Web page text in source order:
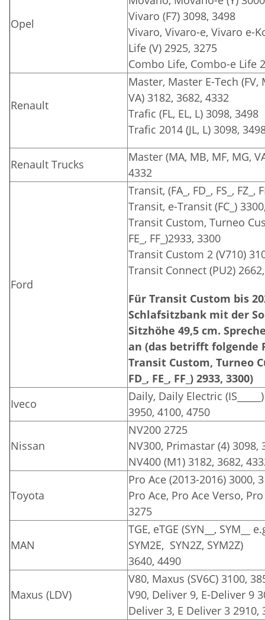
Opel
Vivaro (F7) 3098, 3498
Vivaro, Vivaro-e, Vivaro e-
Life (V) 2925, 3275
Combo Life, Combo-e Life
Renault
Master, Master E-Tech (FV,
VA) 3182, 3682, 4332
Trafic (FL, EL, L) 3098, 3498
Trafic 2014 (JL, L) 3098,
Renault Trucks
Master (MA, MB, MF, MG,
4332
Ford
Transit, (FA_, FD_, FS_, FZ_,
Transit, e-Transit (FC_)
Transit Custom, Turneo
FE_, FF_)2933, 3300
Transit Custom 2 (V710)
Transit Connect (PU2)
Für Transit Custom bis
Schlafsitzbank mit der
Sitzhöhe 49,5 cm.
an (das betrifft folgende
Transit Custom, Turneo
FD_, FE_, FF_) 2933, 3300)
Iveco
Daily, Daily Electric
3950, 4100, 4750
Nissan
NV200 2725
NV300, Primastar (4) 3098,
NV400 (M1) 3182, 3682,
Toyota
Pro Ace (2013-2016) 3000,
Pro Ace, Pro Ace Verso,
3275
MAN
TGE, eTGE (SYN__, SYM__
SYM2E, SYN2Z, SYM2Z)
3640, 4490
Maxus (LDV)
V80, Maxus (SV6C) 3100,
V90, Deliver 9, E-Deliver 9
Deliver 3, E Deliver 3 2910,